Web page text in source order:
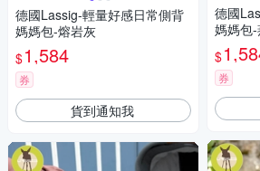
德國Lassig-輕量好感日常側背
媽媽包-熔岩灰
$1,584
券
貨到通知我
德國
媽媽包
$
券